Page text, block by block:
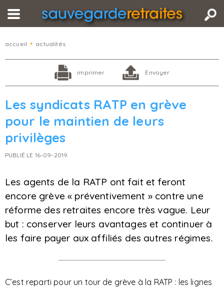
accueil • actualités
imprimer Envoyer
Les syndicats RATP en grève
pour le maintien de leurs
privilèges
PUBLIÉ LE 16-09-2019
Les agents de la RATP ont fait et feront
encore grève « préventivement » contre une
réforme des retraites encore très vague. Leur
but : conserver leurs avantages et continuer à
les faire payer aux affiliés des autres régimes.
C’est reparti pour un tour de grève à la RATP : les lignes